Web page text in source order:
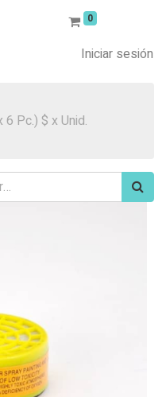
0
Iniciar sesión
6 Pc.) $ x Unid.